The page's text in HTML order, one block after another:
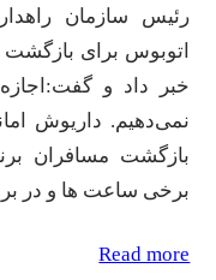
اتوبوس برای بازگشت
خبر داد و
نمی‌دهیم. داریوش
بازگشت مسافران
برخی ساعت ها و در
Read more